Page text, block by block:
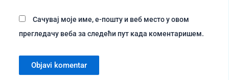
Сачувај моје име, е-пошту и веб место у овом
прегледачу веба за следећи пут када коментаришем.